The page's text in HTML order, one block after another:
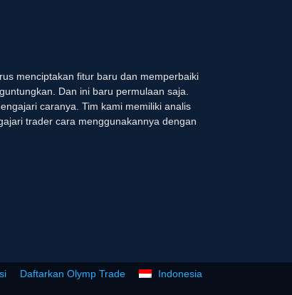
menciptakan fitur baru dan memperbaiki
Dan ini baru permulaan saja.
caranya. Tim kami memiliki analis
trader cara menggunakannya dengan
Daftarkan Olymp Trade Indonesia